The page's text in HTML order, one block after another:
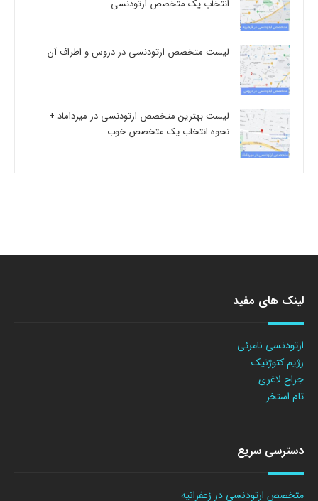
انتخاب یک متخصص ارتودنسی
لیست متخصص ارتودنسی در دروس و اطراف آن
لیست بهترین متخصص ارتودنسی در میرداماد +
نحوه انتخاب یک متخصص خوب
لینک های مفید
ارتودنسی نامرئی
رژیم کتوژنیک
جراح لاغری
تام استخر
دسترسی سریع
متخصص ارتودنسی در زعفرانیه